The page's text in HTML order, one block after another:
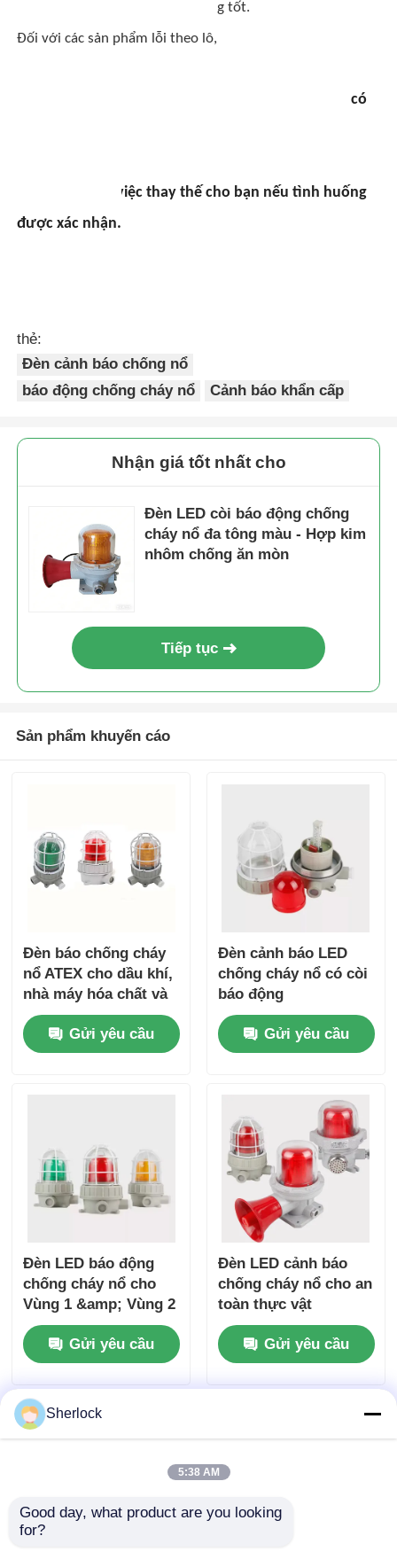
và được đóng gói trong tình trạng tốt.
Đối với các sản phẩm lỗi theo lô,
Vui lòng kiểm tra sản phẩm trước khi lắp ráp, nếu có
có thể sắp xếp việc thay thế cho bạn nếu tình huống
được xác nhận.
thẻ:
Đèn cảnh báo chống nổ
báo động chống cháy nổ
Cảnh báo khẩn cấp
Nhận giá tốt nhất cho
Đèn LED còi báo động chống
cháy nổ đa tông màu - Hợp kim
nhôm chống ăn mòn
Tiếp tục
Sản phẩm khuyến cáo
Đèn báo chống cháy
nổ ATEX cho dầu khí,
nhà máy hóa chất và
khu vực nguy hiểm
Gửi yêu cầu
Đèn cảnh báo LED
chống cháy nổ có còi
báo động
Gửi yêu cầu
Đèn LED báo động
chống cháy nổ cho
Vùng 1 &amp; Vùng 2
Gửi yêu cầu
Đèn LED cảnh báo
chống cháy nổ cho an
toàn thực vật
Gửi yêu cầu
Sherlock
5:38 AM
Good day, what product are you looking
for?